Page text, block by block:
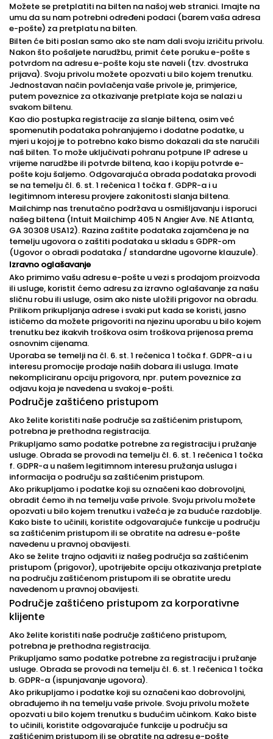
Možete se pretplatiti na bilten na našoj web stranici. Imajte na
umu da su nam potrebni određeni podaci (barem vaša adresa
e-pošte) za pretplatu na bilten.
Bilten će biti poslan samo ako ste nam dali svoju izričitu privolu.
Nakon što pošaljete narudžbu, primit ćete poruku e-pošte s
potvrdom na adresu e-pošte koju ste naveli (tzv. dvostruka
prijava). Svoju privolu možete opozvati u bilo kojem trenutku.
Jednostavan način povlačenja vaše privole je, primjerice,
putem poveznice za otkazivanje pretplate koja se nalazi u
svakom biltenu.
Kao dio postupka registracije za slanje biltena, osim već
spomenutih podataka pohranjujemo i dodatne podatke, u
mjeri u kojoj je to potrebno kako bismo dokazali da ste naručili
naš bilten. To može uključivati pohranu potpune IP adrese u
vrijeme narudžbe ili potvrde biltena, kao i kopiju potvrde e-
pošte koju šaljemo. Odgovarajuća obrada podataka provodi
se na temelju čl. 6. st. 1 rečenica 1 točka f. GDPR-a i u
legitimnom interesu provjere zakonitosti slanja biltena.
Mailchimp nas trenutačno podržava u osmišljavanju i isporuci
našeg biltena (Intuit Mailchimp 405 N Angier Ave. NE Atlanta,
GA 30308 USA12). Razina zaštite podataka zajamčena je na
temelju ugovora o zaštiti podataka u skladu s GDPR-om
(Ugovor o obradi podataka / standardne ugovorne klauzule).
Izravno oglašavanje
Ako primimo vašu adresu e-pošte u vezi s prodajom proizvoda
ili usluge, koristit ćemo adresu za izravno oglašavanje za našu
sličnu robu ili usluge, osim ako niste uložili prigovor na obradu.
Prilikom prikupljanja adrese i svaki put kada se koristi, jasno
ističemo da možete prigovoriti na njezinu uporabu u bilo kojem
trenutku bez ikakvih troškova osim troškova prijenosa prema
osnovnim cijenama.
Uporaba se temelji na čl. 6. st. 1 rečenica 1 točka f. GDPR-a i u
interesu promocije prodaje naših dobara ili usluga. Imate
nekompliciranu opciju prigovora, npr. putem poveznice za
odjavu koja je navedena u svakoj e-pošti.
Područje zaštićeno pristupom
Ako želite koristiti naše područje sa zaštićenim pristupom,
potrebna je prethodna registracija.
Prikupljamo samo podatke potrebne za registraciju i pružanje
usluge. Obrada se provodi na temelju čl. 6. st. 1 rečenica 1 točka
f. GDPR-a u našem legitimnom interesu pružanja usluga i
informacija o području sa zaštićenim pristupom.
Ako prikupljamo i podatke koji su označeni kao dobrovoljni,
obradit ćemo ih na temelju vaše privole. Svoju privolu možete
opozvati u bilo kojem trenutku i važeća je za buduće razdoblje.
Kako biste to učinili, koristite odgovarajuće funkcije u području
sa zaštićenim pristupom ili se obratite na adresu e-pošte
navedenu u pravnoj obavijesti.
Ako se želite trajno odjaviti iz našeg područja sa zaštićenim
pristupom (prigovor), upotrijebite opciju otkazivanja pretplate
na području zaštićenom pristupom ili se obratite uredu
navedenom u pravnoj obavijesti.
Područje zaštićeno pristupom za korporativne
klijente
Ako želite koristiti naše područje zaštićeno pristupom,
potrebna je prethodna registracija.
Prikupljamo samo podatke potrebne za registraciju i pružanje
usluge. Obrada se provodi na temelju čl. 6. st. 1 rečenica 1 točka
b. GDPR-a (ispunjavanje ugovora).
Ako prikupljamo i podatke koji su označeni kao dobrovoljni,
obrađujemo ih na temelju vaše privole. Svoju privolu možete
opozvati u bilo kojem trenutku s budućim učinkom. Kako biste
to učinili, koristite odgovarajuće funkcije u području sa
zaštićenim pristupom ili se obratite na adresu e-pošte